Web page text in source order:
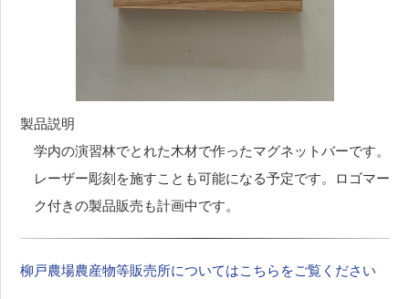
製品説明
学内の演習林でとれた木材で作ったマグネットバーです。
レーザー彫刻を施すことも可能になる予定です。ロゴマー
ク付きの製品販売も計画中です。
柳戸農場農産物等販売所についてはこちらをご覧ください